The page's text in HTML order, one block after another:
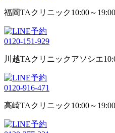
福岡TAクリニック10:00～19:00
0120-151-929
川越TAクリニックアソシエ
0120-916-471
高崎TAクリニック10:00～19:00